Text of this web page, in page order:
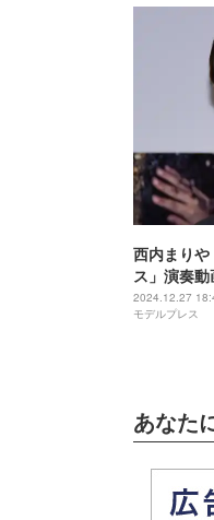
西内まり
ス」演奏
て嬉しい」
2024.12.27
モデルプレス
あなた